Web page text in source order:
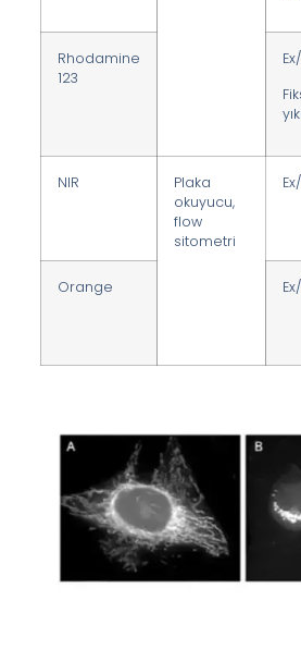
Rhodamine
123
NIR
Plaka
okuyucu,
flow
sitometri
Orange